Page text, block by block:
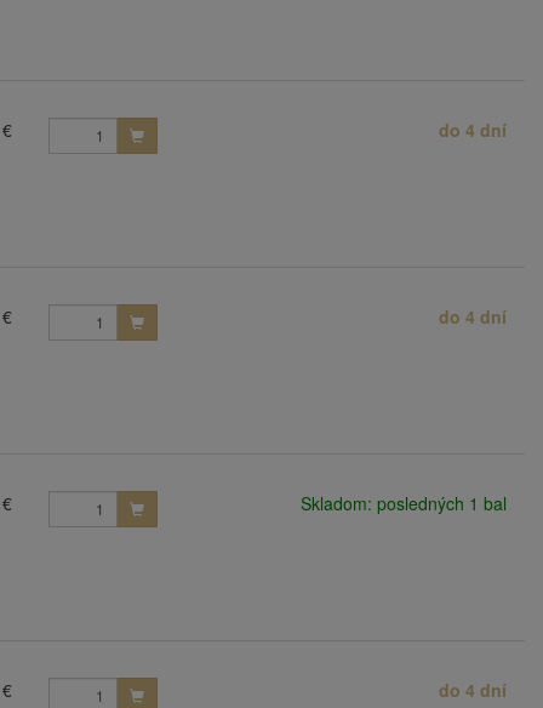
do 4 dní
do 4 dní
Skladom: posledných 1 bal
do 4 dní